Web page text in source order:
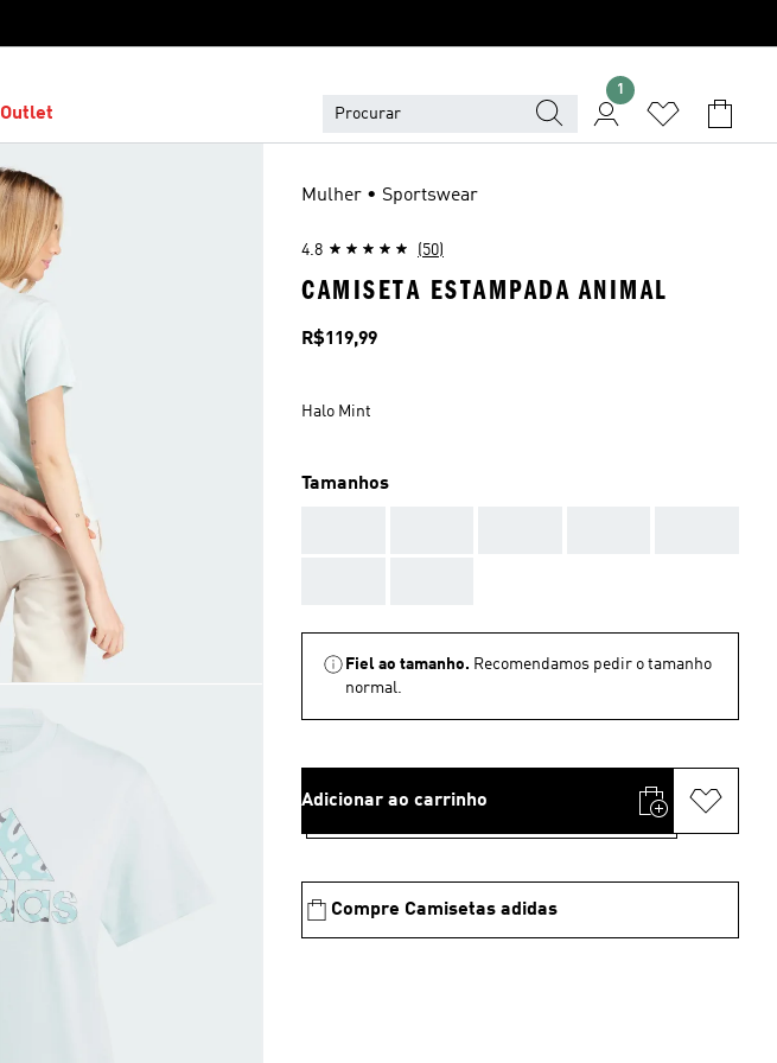
Outlet
Mulher • Sportswear
4.8 (50)
CAMISETA ESTAMPADA ANIMAL
Preço
R$119,99
Halo Mint
Tamanhos
Fiel ao tamanho. Recomendamos pedir o tamanho
normal.
Adicionar ao carrinho
Compre Camisetas adidas